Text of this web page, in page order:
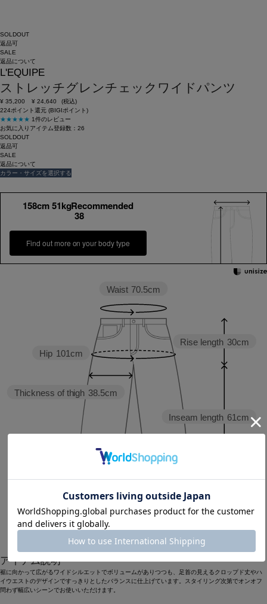
SOLDOUT
返品可
SALE
返品について
L'EQUIPE
ストレッチグレンチェックワイドパンツ
¥ 35,200 ¥ 24,640
(税込)
224ポイント還元 (BIGIポイント)
★★★★★ 1件のレビュー
お気に入りアイテム登録数： 26
SOLDOUT
返品可
SALE
返品について
カラー・サイズを選択する
158cm 51kgRecommended
38
Find out more on your body type
Inseam length 61cm
Rise length 30cm
Hem width 34.6cm
Thickness of thigh 38.5cm
Hip 101cm
Waist 70.5cm
38 40
アイテム説明
裾に向かって広がるワイドシルエットでボリュームがありつつも、足首の見えるクロップド丈やハ
イウエストのデザインですっきりとしたバランスに仕上げています。スタイリング次第でオンオフ
問わず幅広いシーンでお使いいただけます。